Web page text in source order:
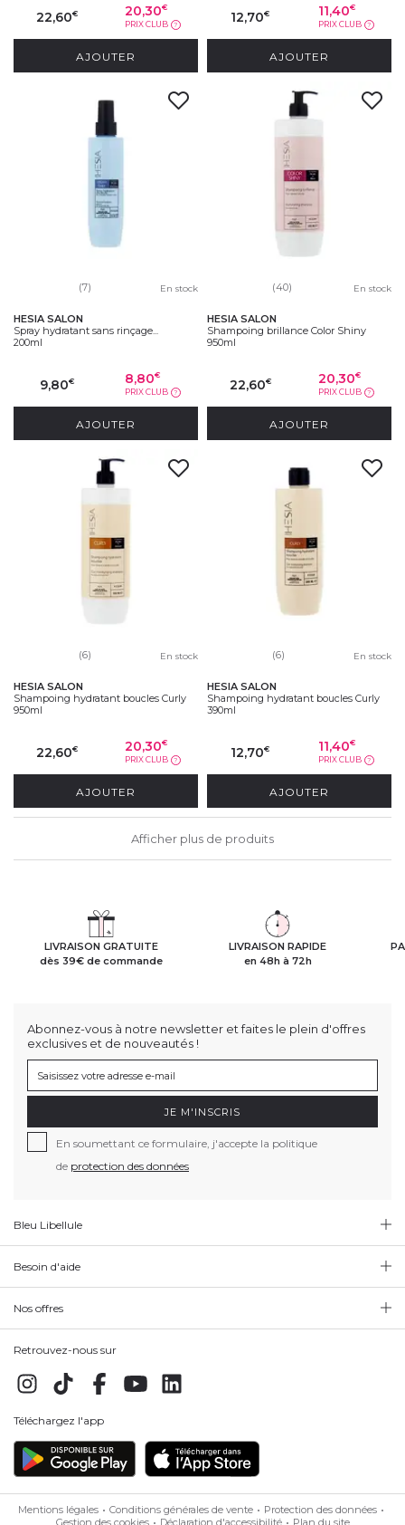
22,60€ 20,30€
PRIX CLUB ?
AJOUTER
12,70€ 11,40€
PRIX CLUB ?
AJOUTER
(7) En stock
HESIA SALON
Spray hydratant sans rinçage...
200ml
9,80€ 8,80€
PRIX CLUB ?
AJOUTER
(40) En stock
HESIA SALON
Shampoing brillance Color Shiny
950ml
22,60€ 20,30€
PRIX CLUB ?
AJOUTER
(6) En stock
HESIA SALON
Shampoing hydratant boucles Curly
950ml
22,60€ 20,30€
PRIX CLUB ?
AJOUTER
(6) En stock
HESIA SALON
Shampoing hydratant boucles Curly
390ml
12,70€ 11,40€
PRIX CLUB ?
AJOUTER
Afficher plus de produits
LIVRAISON GRATUITE
dès 39€ de commande
LIVRAISON RAPIDE
en 48h à 72h
Abonnez-vous à notre newsletter et faites le plein d'offres
exclusives et de nouveautés !
JE M'INSCRIS
En soumettant ce formulaire, j'accepte la politique
de protection des données
Bleu Libellule
Besoin d'aide
Nos offres
Retrouvez-nous sur
Téléchargez l'app
Mentions légales Conditions générales de vente
Protection des données
Gestion des cookies
Déclaration d'accessibilité Plan du site